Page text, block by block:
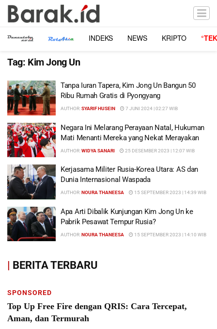
INDEKS NEWS KRIPTO
Tag: Kim Jong Un
Tanpa Iuran Tapera, Kim Jong Un Bangun 50
Ribu Rumah Gratis di Pyongyang
AUTHOR:SYARIF HUSEIN 7 JUNI 2024 | 02:27 WIB
Negara Ini Melarang Perayaan Natal, Hukuman
Mati Menanti Mereka yang Nekat Merayakan
AUTHOR:WIDYA SANARI 25 DESEMBER 2023 | 12:07 WIB
Kerjasama Militer Rusia-Korea Utara: AS dan
Dunia Internasional Waspada
AUTHOR:NOURA THANEESA 15 SEPTEMBER 2023 | 14:39 WIB
Apa Arti Dibalik Kunjungan Kim Jong Un ke
Pabrik Pesawat Tempur Rusia?
AUTHOR:NOURA THANEESA 15 SEPTEMBER 2023 | 14:10 WIB
| BERITA TERBARU
SPONSORED
Top Up Free Fire dengan QRIS: Cara Tercepat,
Aman, dan Termurah